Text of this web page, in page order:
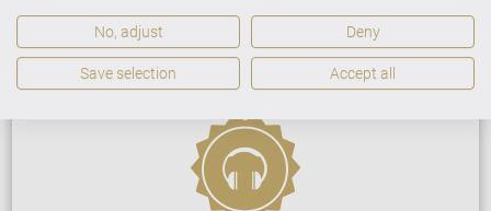
GARANTIEBEDINGUNGEN
No, adjust Deny
Save selection Accept all